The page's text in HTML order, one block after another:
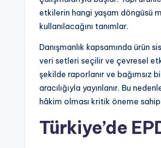
etkilerin hangi yaşam döngüsü
kullanılacağını tanımlar.
Danışmanlık kapsamında ürün
veri setleri seçilir ve çevresel
şekilde raporlanır ve bağımsız
aracılığıyla yayınlanır. Bu
hâkim olması kritik öneme
Türkiye’de